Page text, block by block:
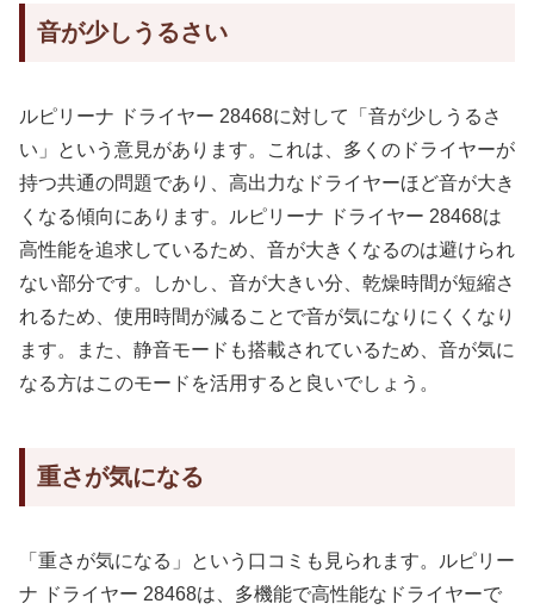
音が少しうるさい
ルピリーナ ドライヤー 28468に対して「音が少しうるさ
い」という意見があります。これは、多くのドライヤーが
持つ共通の問題であり、高出力なドライヤーほど音が大き
くなる傾向にあります。ルピリーナ ドライヤー 28468は
高性能を追求しているため、音が大きくなるのは避けられ
ない部分です。しかし、音が大きい分、乾燥時間が短縮さ
れるため、使用時間が減ることで音が気になりにくくなり
ます。また、静音モードも搭載されているため、音が気に
なる方はこのモードを活用すると良いでしょう。
重さが気になる
「重さが気になる」という口コミも見られます。ルピリー
ナ ドライヤー 28468は、多機能で高性能なドライヤーで